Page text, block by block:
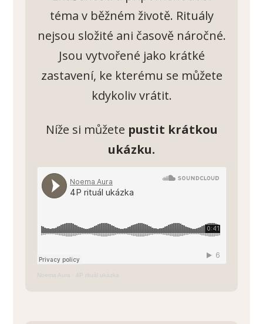
téma v běžném životě. Rituály
nejsou složité ani časově náročné.
Jsou vytvořené jako krátké
zastavení, ke kterému se můžete
kdykoliv vrátit.
Níže si můžete pustit krátkou
ukázku.
Noema Aura 4P rituál ukázka